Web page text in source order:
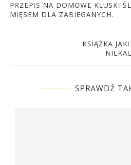
PRZEPIS NA DOMOWE KLUSKI
MIĘSEM DLA ZABIEGANYCH.
KSIĄŻKA
SPRAWDŹ